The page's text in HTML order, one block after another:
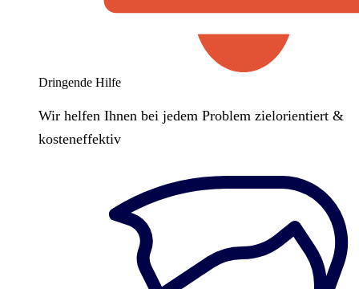
Dringende Hilfe
Wir helfen Ihnen bei jedem Problem zielorientiert &
kosteneffektiv